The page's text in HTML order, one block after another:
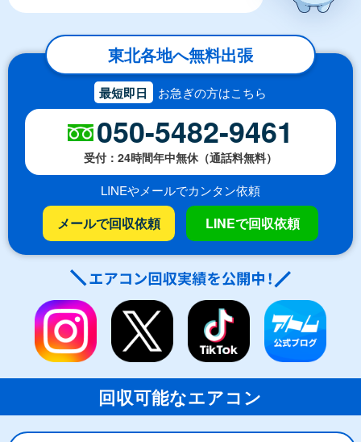
東北各地へ無料出張
最短即日 お急ぎの方はこちら
050-5482-9461
受付：24時間年中無休（通話料無料）
LINEやメールでカンタン依頼
メールで回収依頼 LINEで回収依頼
回収可能なエアコン